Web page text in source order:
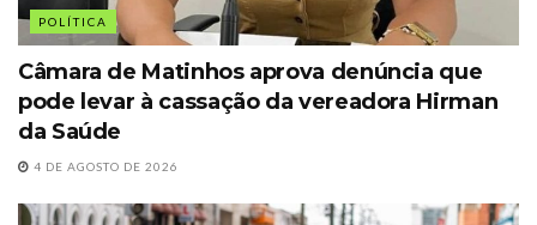
POLÍTICA
Câmara de Matinhos aprova denúncia que
pode levar à cassação da vereadora Hirman
da Saúde
4 DE AGOSTO DE 2026